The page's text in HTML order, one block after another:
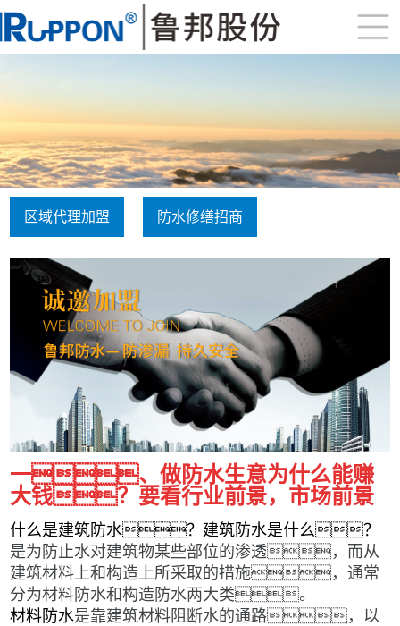
区域代理加盟 防水修缮招商
一、做防水生意为什么能赚
大钱？要看行业前景，市场前景
什么是建筑防水？建筑防水是什么？
是为防止水对建筑物某些部位的渗透，而从
建筑材料上和构造上所采取的措施，通常
分为材料防水和构造防水两大类。
材料防水是靠建筑材料阻断水的通路，以